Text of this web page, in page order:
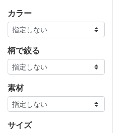
カラー
柄で絞る
素材
サイズ